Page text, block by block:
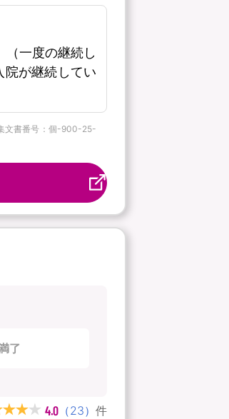
一度の継続し
院が継続してい
文書番号：個-900-25-
了
4.0 （23） 件